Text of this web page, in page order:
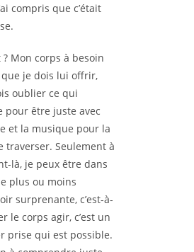
compris que c’était
? Mon corps à besoin
que je dois lui offrir,
oublier ce qui
pour être juste avec
et la musique pour la
traverser. Seulement à
là, je peux être dans
plus ou moins
surprenante, c’est-à-
le corps agir, c’est un
prise qui est possible.